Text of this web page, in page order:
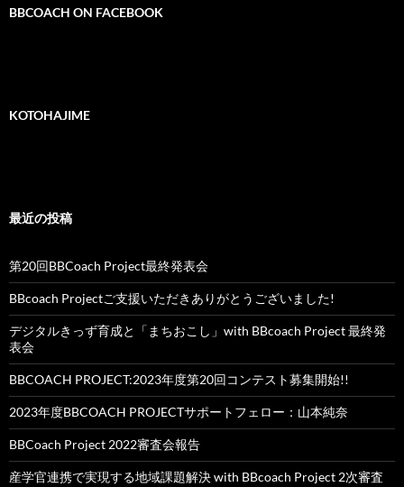
BBCOACH ON FACEBOOK
KOTOHAJIME
最近の投稿
第20回BBCoach Project最終発表会
BBcoach Projectご支援いただきありがとうございました!
デジタルきっず育成と「まちおこし」with BBcoach Project 最終発
表会
BBCOACH PROJECT:2023年度第20回コンテスト募集開始!!
2023年度BBCOACH PROJECTサポートフェロー：山本純奈
BBCoach Project 2022審査会報告
産学官連携で実現する地域課題解決 with BBcoach Project 2次審査